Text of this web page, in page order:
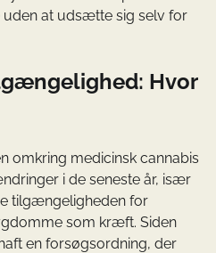
at udsætte sig selv for
Hvor
omkring medicinsk cannabis
i de seneste år, især
tilgængeligheden for
som kræft. Siden
en forsøgsordning, der